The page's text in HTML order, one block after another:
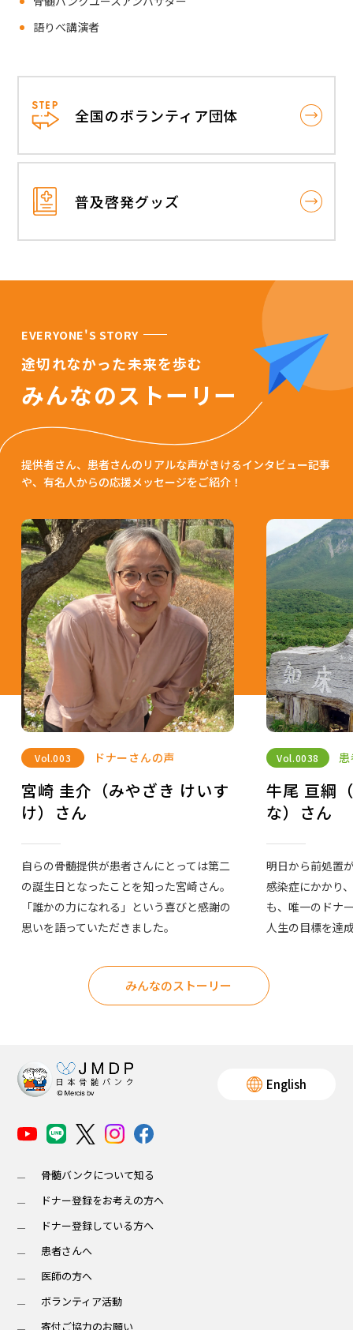
語りべ講演者
全国のボランティア団体
普及啓発グッズ
EVERYONE'S STORY
途切れなかった未来を歩む
みんなのストーリー
提供者さん、患者さんのリアルな声がきけるインタビュー記事
や、有名人からの応援メッセージをご紹介！
Vol.003 ドナーさんの声
宮崎 圭介（みやざき けいす
け）さん
自らの骨髄提供が患者さんにとっては第二
の誕生日となったことを知った宮崎さん。
「誰かの力になれる」という喜びと感謝の
思いを語っていただきました。
Vol.0038
牛尾 亘綱
な）さん
明日から前処置
感染症にかかり
も、唯一のドナ
人生の目標を達
みんなのストーリー
English
骨髄バンクについて知る
ドナー登録をお考えの方へ
ドナー登録している方へ
患者さんへ
医師の方へ
ボランティア活動
寄付ご協力のお願い